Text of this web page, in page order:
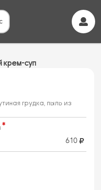
крем-суп
грудка, пыль из
610